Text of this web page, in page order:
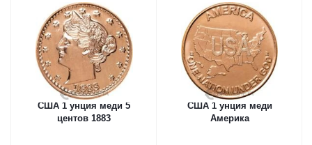
США 1 унция меди 5
центов 1883
США 1 унция меди
Америка